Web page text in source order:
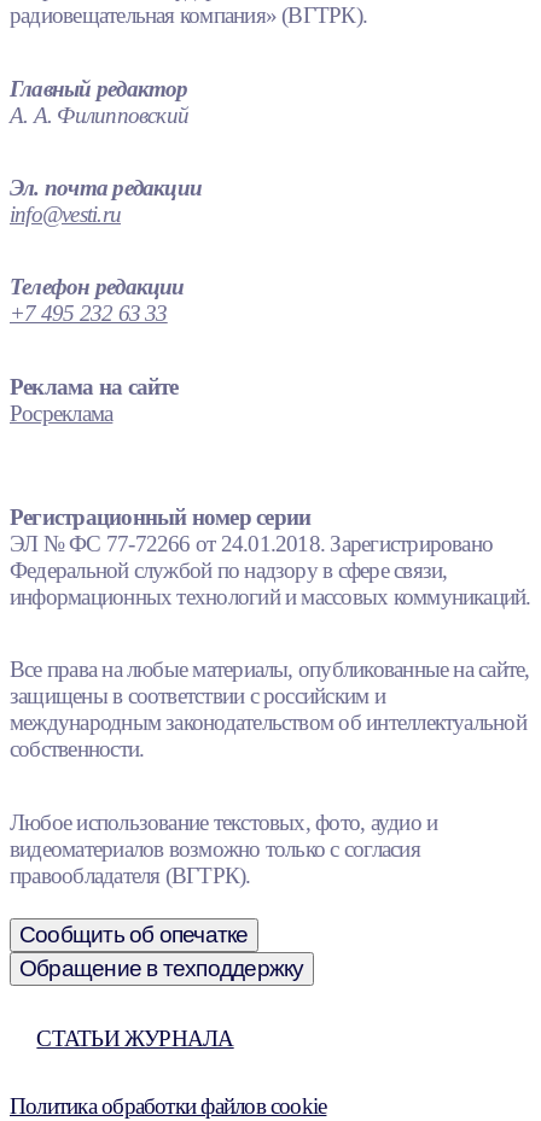
радиовещательная компания» (ВГТРК).
Главный редактор
А. А. Филипповский
Эл. почта редакции
info@vesti.ru
Телефон редакции
+7 495 232 63 33
Реклама на сайте
Росреклама
Регистрационный номер серии
ЭЛ № ФС 77-72266 от 24.01.2018. Зарегистрировано
Федеральной службой по надзору в сфере связи,
информационных технологий и массовых коммуникаций.
Все права на любые материалы, опубликованные на сайте,
защищены в соответствии с российским и
международным законодательством об интеллектуальной
собственности.
Любое использование текстовых, фото, аудио и
видеоматериалов возможно только с согласия
правообладателя (ВГТРК).
Сообщить об опечатке
Обращение в техподдержку
СТАТЬИ ЖУРНАЛА
Политика обработки файлов cookie